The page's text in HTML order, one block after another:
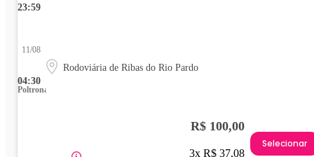
23:59
04:30
11/08
Rodoviária de Ribas do Rio Pardo
Poltrona
R$ 100,00
3x R$ 37,08
Selecionar